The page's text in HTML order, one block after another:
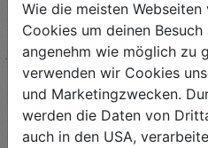
Fleisch- &
Bio-Fleischerei
Wie die meisten
Cookies um deinen
angenehm wie möglich zu
verwenden wir Cookies
und Marketingzwecken.
werden die Daten von
auch in den USA,